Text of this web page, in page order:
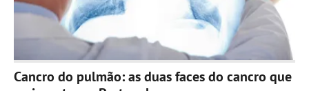
Cancro do pulmão: as duas faces do cancro que